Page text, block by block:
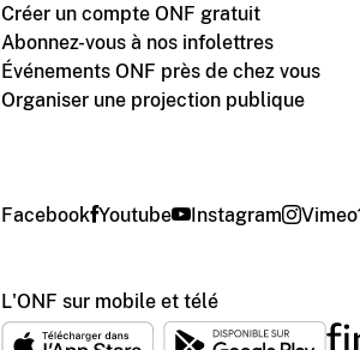
Créer un compte ONF gratuit
Abonnez-vous à nos infolettres
Événements ONF près de chez vous
Organiser une projection publique
Facebook Youtube Instagram Vimeo
L'ONF sur mobile et télé